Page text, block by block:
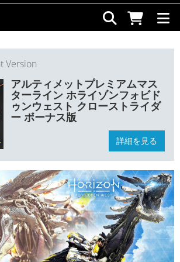
Version
アルティメットプレミアムマス
ターライン ホライゾンフォビド
ゥンウェスト クローストライダ
ー ボーナス版
詳細を見る